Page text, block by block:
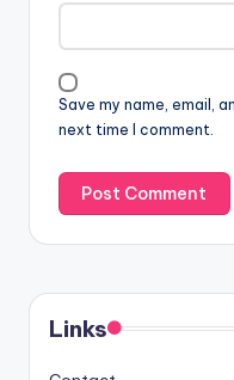
Save my name, email,
next time I comment.
Links